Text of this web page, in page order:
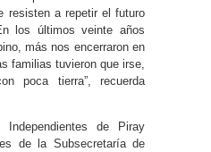
resisten a repetir el futuro
los últimos veinte años
más nos encerraron en
familias tuvieron que irse,
poca tierra”, recuerda
Independientes de Piray
de la Subsecretaría de